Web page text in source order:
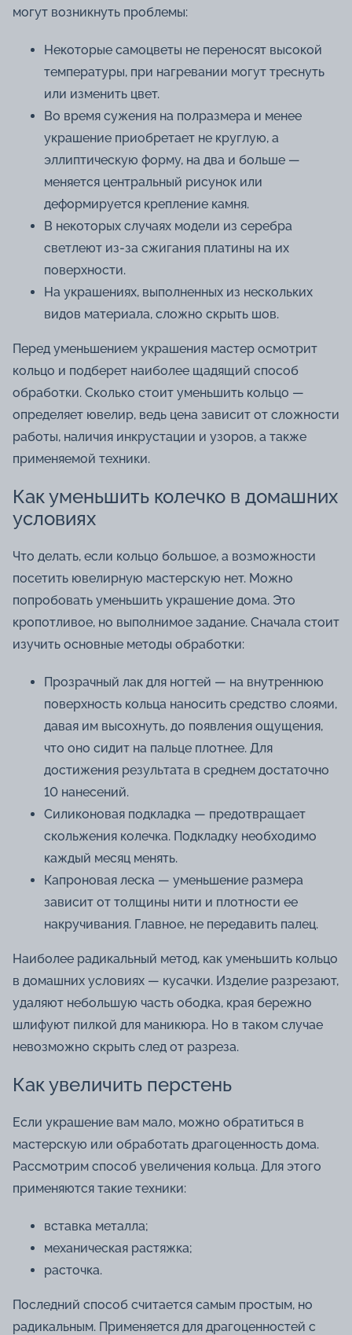
могут возникнуть проблемы:
Некоторые самоцветы не переносят высокой
температуры, при нагревании могут треснуть
или изменить цвет.
Во время сужения на полразмера и менее
украшение приобретает не круглую, а
эллиптическую форму, на два и больше —
меняется центральный рисунок или
деформируется крепление камня.
В некоторых случаях модели из серебра
светлеют из-за сжигания платины на их
поверхности.
На украшениях, выполненных из нескольких
видов материала, сложно скрыть шов.
Перед уменьшением украшения мастер осмотрит
кольцо и подберет наиболее щадящий способ
обработки. Сколько стоит уменьшить кольцо —
определяет ювелир, ведь цена зависит от сложности
работы, наличия инкрустации и узоров, а также
применяемой техники.
Как уменьшить колечко в домашних
условиях
Что делать, если кольцо большое, а возможности
посетить ювелирную мастерскую нет. Можно
попробовать уменьшить украшение дома. Это
кропотливое, но выполнимое задание. Сначала стоит
изучить основные методы обработки:
Прозрачный лак для ногтей — на внутреннюю
поверхность кольца наносить средство слоями,
давая им высохнуть, до появления ощущения,
что оно сидит на пальце плотнее. Для
достижения результата в среднем достаточно
10 нанесений.
Силиконовая подкладка — предотвращает
скольжения колечка. Подкладку необходимо
каждый месяц менять.
Капроновая леска — уменьшение размера
зависит от толщины нити и плотности ее
накручивания. Главное, не передавить палец.
Наиболее радикальный метод, как уменьшить кольцо
в домашних условиях — кусачки. Изделие разрезают,
удаляют небольшую часть ободка, края бережно
шлифуют пилкой для маникюра. Но в таком случае
невозможно скрыть след от разреза.
Как увеличить перстень
Если украшение вам мало, можно обратиться в
мастерскую или обработать драгоценность дома.
Рассмотрим способ увеличения кольца. Для этого
применяются такие техники:
вставка металла;
механическая растяжка;
расточка.
Последний способ считается самым простым, но
радикальным. Применяется для драгоценностей с